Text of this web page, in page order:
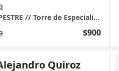
HOSPITAL MÉDICA CAMPESTRE // Torre de Especialidades
$900
Quiroz